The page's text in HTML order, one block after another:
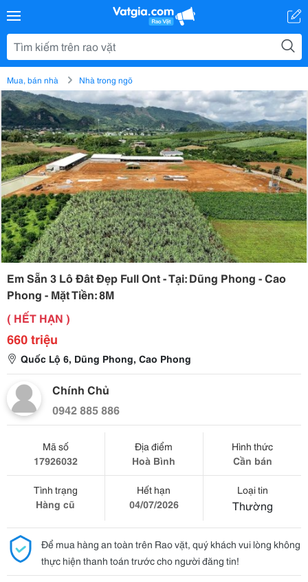
Mua, bán nhà Nhà trong ngõ
Em Sẵn 3 Lô Đât Đẹp Full Ont - Tại: Dũng Phong - Cao
Phong - Mặt Tiền: 8M
( HẾT HẠN )
660 triệu
Quốc Lộ 6, Dũng Phong, Cao Phong
Chính Chủ
0942 885 886
Mã số
17926032
Địa điểm
Hoà Bình
Hình thức
Cần bán
Tình trạng
Hàng cũ
Hết hạn
04/07/2026
Loại tin
Thường
Để mua hàng an toàn trên Rao vặt, quý khách vui lòng không
thực hiện thanh toán trước cho người đăng tin!